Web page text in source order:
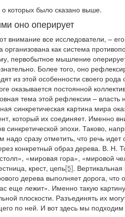
которых было сказано выше.
оно оперирует
внимание все исследователи, – его
как система
первобытное мышление
Более того, оно
из этой особенности своего рода
оказывается постоянной
тема этой рефлексии – власть
синкретическая картина мира
который их соединяет. Именно
синкретической эпохи. Таково,
сразу отметить, что речь идет
конкретный образ дерева. В. Н.
«мировая гора», «мировой
крест, цепь[5].
дерева выполняет дорога, что
еще лежит». Именно такую
плоскости. Разъединять их
по ней. И вот здесь мы подходим